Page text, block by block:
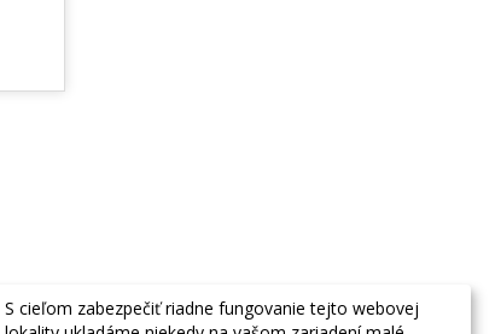
S cieľom zabezpečiť riadne fungovanie tejto webovej